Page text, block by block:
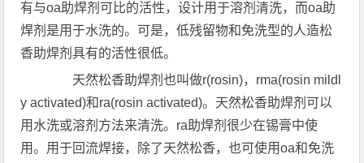
有与oa助焊剂可比的活性，设计用于溶剂清洗，而oa助
焊剂是用于水洗的。可是，低残留物和免洗型的人造松
香助焊剂具有的活性很低。
天然松香助焊剂也叫做r(rosin)，rma(rosin mildl
y activated)和ra(rosin activated)。天然松香助焊剂可以
用水洗或溶剂方法来清洗。ra助焊剂很少在锡膏中使
用。用于回流焊接，除了天然松香，也可使用oa和免洗